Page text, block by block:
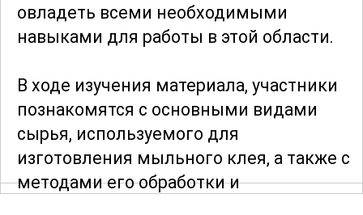
овладеть всеми необходимыми
навыками для работы в этой области.
В ходе изучения материала, участники
познакомятся с основными видами
сырья, используемого для
изготовления мыльного клея, а также с
методами его обработки и